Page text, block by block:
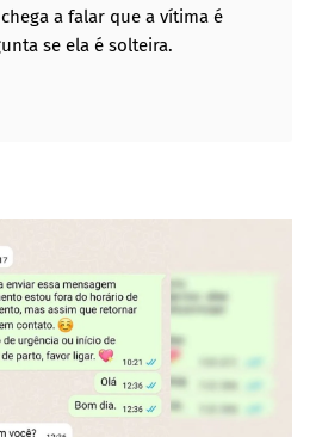
a falar que a vítima é
se ela é solteira.